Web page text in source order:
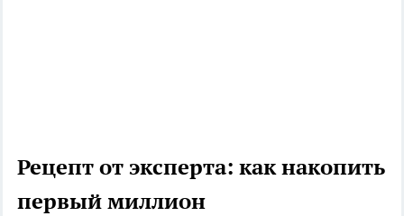
Рецепт от эксперта: как накопить
первый миллион